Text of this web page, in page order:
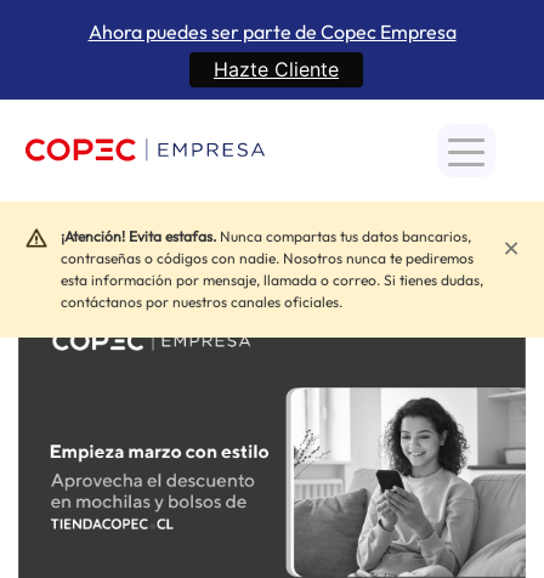
Ahora puedes ser parte de Copec Empresa
Hazte Cliente
¡Atención! Evita estafas. Nunca compartas tus datos bancarios,
contraseñas o códigos con nadie. Nosotros nunca te pediremos
esta información por mensaje, llamada o correo. Si tienes dudas,
contáctanos por nuestros canales oficiales.
×